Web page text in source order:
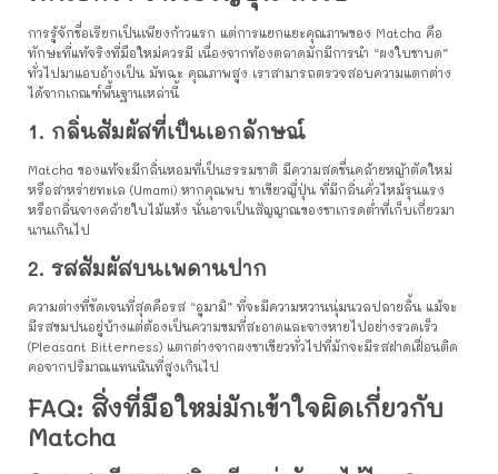
การรู้จักชื่อเรียกเป็นเพียงก้าวแรก แต่การแยกแยะคุณภาพของ Matcha คือ
ทักษะที่แท้จริงที่มือใหม่ควรมี เนื่องจากท้องตลาดมักมีการนำ “ผงใบชาบด”
ทั่วไปมาแอบอ้างเป็น มัทฉะ คุณภาพสูง เราสามารถตรวจสอบความแตกต่าง
ได้จากเกณฑ์พื้นฐานเหล่านี้
1. กลิ่นสัมผัสที่เป็นเอกลักษณ์
Matcha ของแท้จะมีกลิ่นหอมที่เป็นธรรมชาติ มีความสดชื่นคล้ายหญ้าตัดใหม่
หรือสาหร่ายทะเล (Umami) หากคุณพบ ชาเขียวญี่ปุ่น ที่มีกลิ่นคั่วไหม้รุนแรง
หรือกลิ่นจางคล้ายใบไม้แห้ง นั่นอาจเป็นสัญญาณของชาเกรดต่ำที่เก็บเกี่ยวมา
นานเกินไป
2. รสสัมผัสบนเพดานปาก
ความต่างที่ชัดเจนที่สุดคือรส “อูมามิ” ที่จะมีความหวานนุ่มนวลปลายลิ้น แม้จะ
มีรสขมปนอยู่บ้างแต่ต้องเป็นความขมที่สะอาดและจางหายไปอย่างรวดเร็ว
(Pleasant Bitterness) แตกต่างจากผงชาเขียวทั่วไปที่มักจะมีรสฝาดเฝื่อนติด
คอจากปริมาณแทนนินที่สูงเกินไป
FAQ: สิ่งที่มือใหม่มักเข้าใจผิดเกี่ยวกับ
Matcha